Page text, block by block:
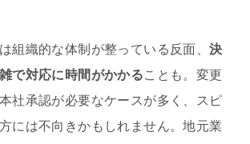
組織的な体制が整っている反面、決
で対応に時間がかかることも。変更
社承認が必要なケースが多く、スピ
には不向きかもしれません。地元業